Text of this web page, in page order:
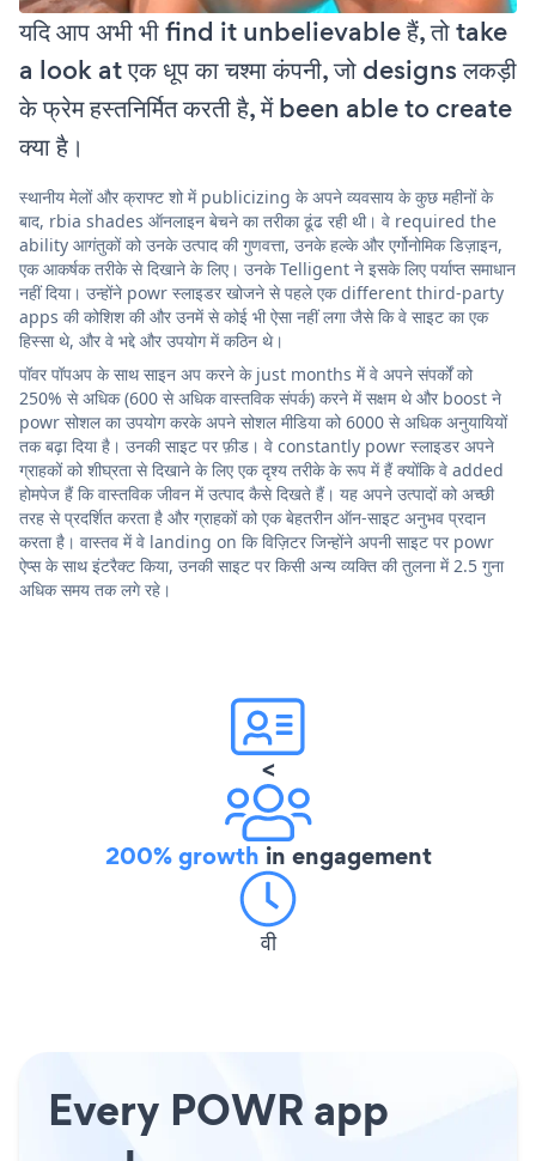
यदि आप अभी भी find it unbelievable हैं, तो take
a look at एक धूप का चश्मा कंपनी, जो designs लकड़ी
के फ्रेम हस्तनिर्मित करती है, में been able to create
क्या है।
स्थानीय मेलों और क्राफ्ट शो में publicizing के अपने व्यवसाय के कुछ महीनों के
बाद, rbia shades ऑनलाइन बेचने का तरीका ढूंढ रही थी। वे required the
ability आगंतुकों को उनके उत्पाद की गुणवत्ता, उनके हल्के और एर्गोनोमिक डिज़ाइन,
एक आकर्षक तरीके से दिखाने के लिए। उनके Telligent ने इसके लिए पर्याप्त समाधान
नहीं दिया। उन्होंने powr स्लाइडर खोजने से पहले एक different third-party
apps की कोशिश की और उनमें से कोई भी ऐसा नहीं लगा जैसे कि वे साइट का एक
हिस्सा थे, और वे भद्दे और उपयोग में कठिन थे।
पॉवर पॉपअप के साथ साइन अप करने के just months में वे अपने संपर्कों को
250% से अधिक (600 से अधिक वास्तविक संपर्क) करने में सक्षम थे और boost ने
powr सोशल का उपयोग करके अपने सोशल मीडिया को 6000 से अधिक अनुयायियों
तक बढ़ा दिया है। उनकी साइट पर फ़ीड। वे constantly powr स्लाइडर अपने
ग्राहकों को शीघ्रता से दिखाने के लिए एक दृश्य तरीके के रूप में हैं क्योंकि वे added
होमपेज हैं कि वास्तविक जीवन में उत्पाद कैसे दिखते हैं। यह अपने उत्पादों को अच्छी
तरह से प्रदर्शित करता है और ग्राहकों को एक बेहतरीन ऑन-साइट अनुभव प्रदान
करता है। वास्तव में वे landing on कि विज़िटर जिन्होंने अपनी साइट पर powr
ऐप्स के साथ इंटरैक्ट किया, उनकी साइट पर किसी अन्य व्यक्ति की तुलना में 2.5 गुना
अधिक समय तक लगे रहे।
<
200% growth in engagement
वी
Every POWR app